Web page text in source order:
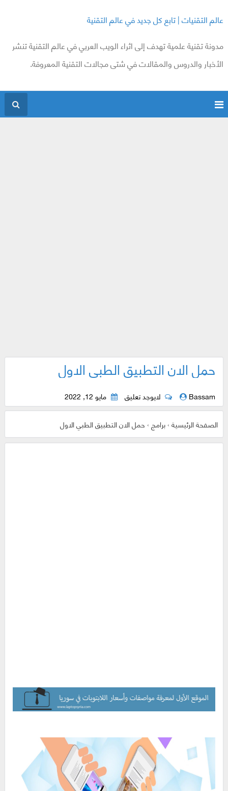
عالم التقنيات | تابع كل جديد في عالم التقنية
مدونة تقنية علمية تهدف إلى اثراء الويب العربي في عالم التقنية تنشر
الأخبار والدروس والمقالات في شتى مجالات التقنية المعروفة.
حمل الان التطبيق الطبي الاول
Bassam لايوجد تعليق مايو 12, 2022
الصفحة الرئيسية›برامج›حمل الان التطبيق الطبي الاول